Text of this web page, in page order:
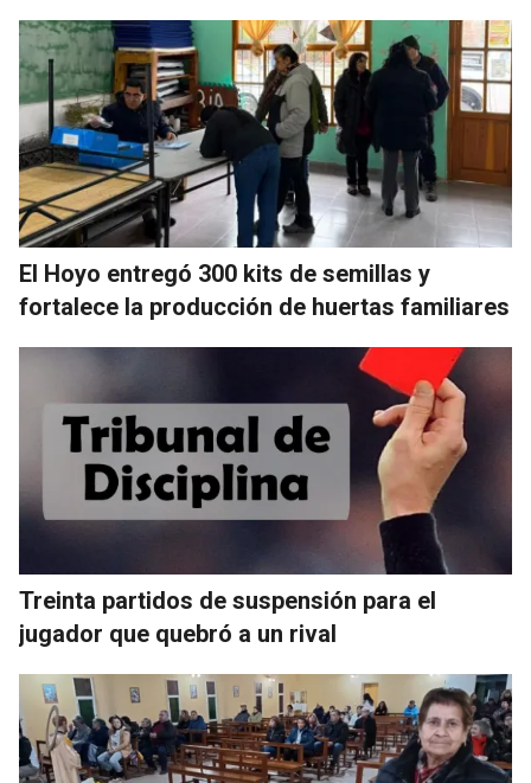
El Hoyo entregó 300 kits de semillas y
fortalece la producción de huertas familiares
Treinta partidos de suspensión para el
jugador que quebró a un rival